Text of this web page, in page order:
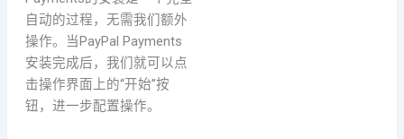
自动的过程，无需我们额外
操作。当PayPal Payments
安装完成后，我们就可以点
击操作界面上的“开始”按
钮，进一步配置操作。